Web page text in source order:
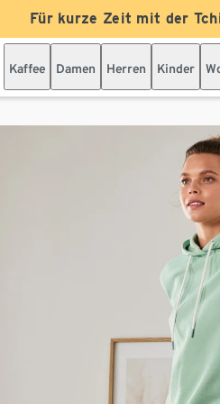
Für kurze Zeit mit der
Kaffee Damen Herren Kinder